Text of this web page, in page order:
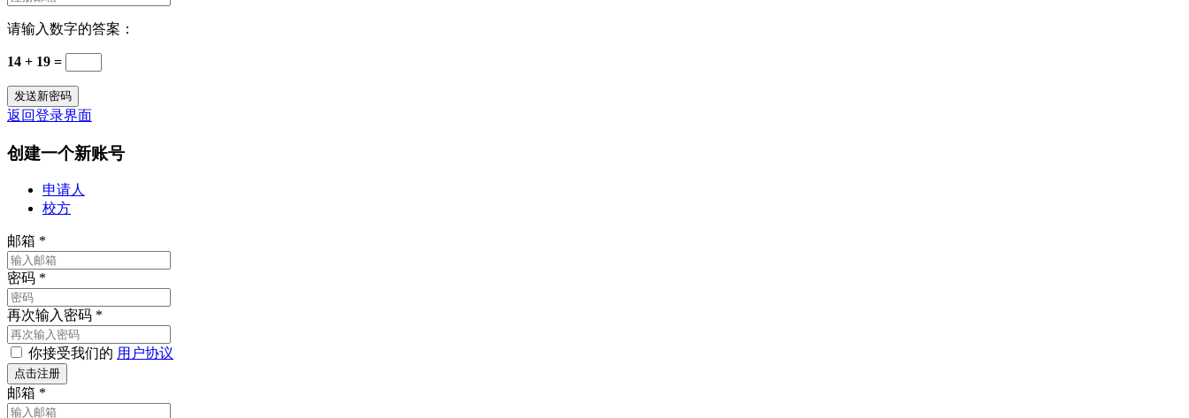
请输入数字的答案：
14 + 19 =
返回登录界面
创建一个新账号
申请人
校方
邮箱 *
密码 *
再次输入密码 *
你接受我们的 用户协议
邮箱 *